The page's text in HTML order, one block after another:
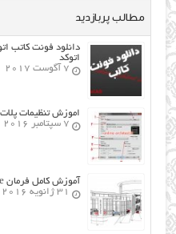
مطالب پربازدید
دانلود فونت کاتب
اتوکد
7 آگوست 2017
اموزش تنظیمات
7 سپتامبر 2016
آموزش کامل فرمان Scale در اتوکد
31 ژانویه 2016